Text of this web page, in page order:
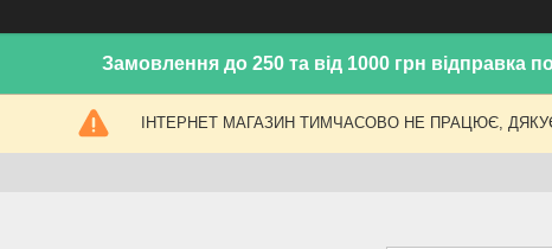
Замовлення до 250 та від 1000 грн відправка
ІНТЕРНЕТ МАГАЗИН ТИМЧАСОВО НЕ ПРАЦЮЄ,